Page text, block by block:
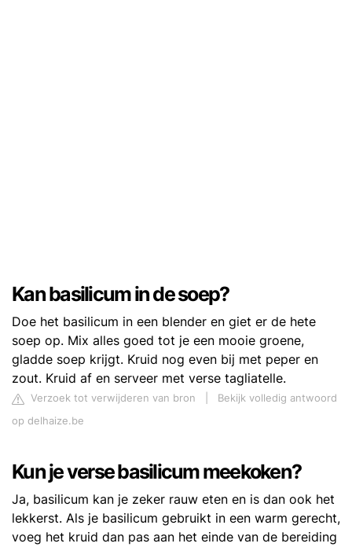
Kan basilicum in de soep?
Doe het basilicum in een blender en giet er de hete
soep op. Mix alles goed tot je een mooie groene,
gladde soep krijgt. Kruid nog even bij met peper en
zout. Kruid af en serveer met verse tagliatelle.
Verzoek tot verwijderen van bron
Bekijk volledig antwoord
op delhaize.be
Kun je verse basilicum meekoken?
Ja, basilicum kan je zeker rauw eten en is dan ook het
lekkerst. Als je basilicum gebruikt in een warm gerecht,
voeg het kruid dan pas aan het einde van de bereiding